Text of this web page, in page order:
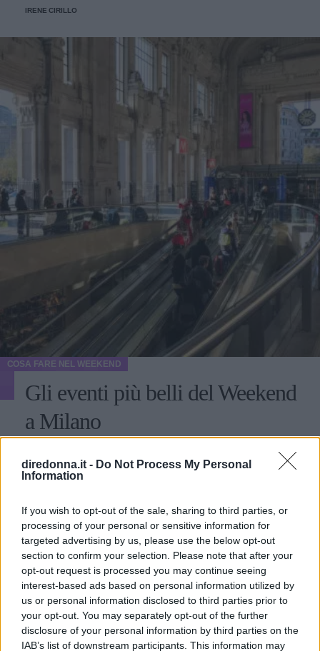
diredonna.it - Do Not Process My Personal
Information
If you wish to opt-out of the sale, sharing to third parties, or
processing of your personal or sensitive information for
targeted advertising by us, please use the below opt-out
section to confirm your selection. Please note that after your
opt-out request is processed you may continue seeing
interest-based ads based on personal information utilized by
us or personal information disclosed to third parties prior to
your opt-out. You may separately opt-out of the further
disclosure of your personal information by third parties on the
IAB’s list of downstream participants. This information may
IRENE CIRILLO
COSA FARE NEL WEEKEND
Gli eventi più belli del Weekend
a Milano
settimana all'insegna del divertimento e della cultura nella
città meneghina
IRENE CIRILLO